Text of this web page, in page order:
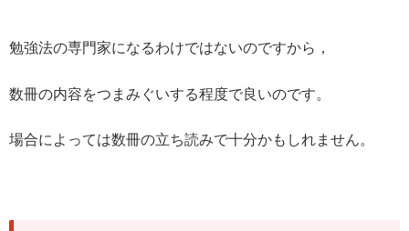
勉強法の専門家になるわけではないのですから，
数冊の内容をつまみぐいする程度で良いのです。
場合によっては数冊の立ち読みで十分かもしれません。